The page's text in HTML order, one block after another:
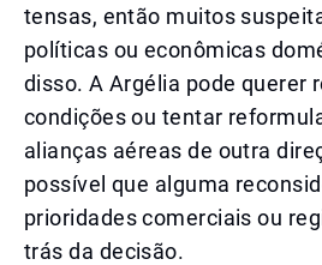
tensas, então muitos
políticas ou econômicas
disso. A Argélia pode querer
condições ou tentar
alianças aéreas de outra
possível que alguma
prioridades comerciais ou
trás da decisão.